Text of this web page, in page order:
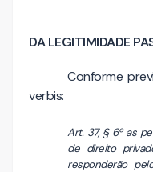
DA LEGITIMIDADE
Conforme
verbis:
Art. 37, § 6º as
de direito
responderão